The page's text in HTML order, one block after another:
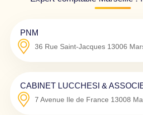
PNM
36 Rue Saint-Jacques 13006
CABINET LUCCHESI &
7 Avenue Ile de France 13008